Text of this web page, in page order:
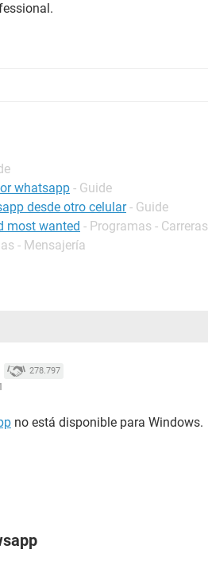
whatsapp - Guide
desde otro celular - Guide
most wanted - Programas - Carreras
- Mensajería
278.797
no está disponible para Windows.